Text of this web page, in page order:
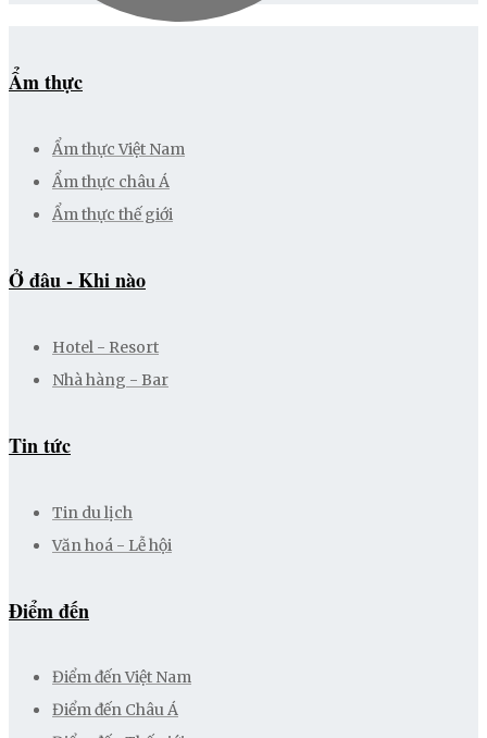
Ẩm thực
Ẩm thực Việt Nam
Ẩm thực châu Á
Ẩm thực thế giới
Ở đâu - Khi nào
Hotel - Resort
Nhà hàng - Bar
Tin tức
Tin du lịch
Văn hoá - Lễ hội
Điểm đến
Điểm đến Việt Nam
Điểm đến Châu Á